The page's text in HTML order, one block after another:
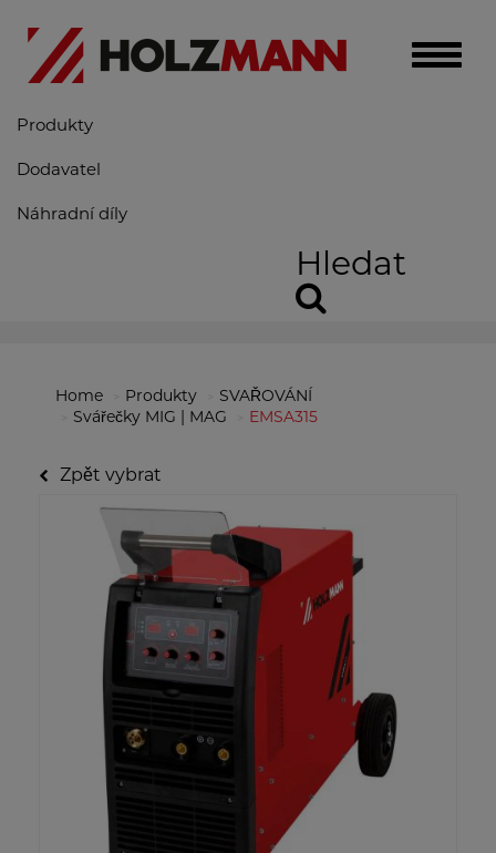
Toggle
Produkty
Dodavatel
Náhradní díly
Hledat
Home Produkty
SVAŘOVÁNÍ
Svářečky MIG | MAG
EMSA315
Zpět vybrat